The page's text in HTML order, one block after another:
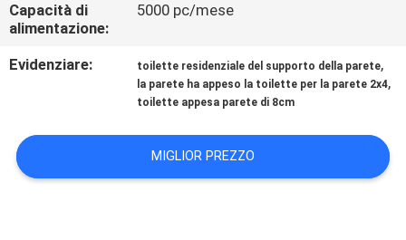
CASI
SITO
Capacità di
alimentazione:
5000 pc/mese
Evidenziare: toilette residenziale del supporto della parete,
la parete ha appeso la toilette per la parete 2x4,
toilette appesa parete di 8cm
MIGLIOR PREZZO